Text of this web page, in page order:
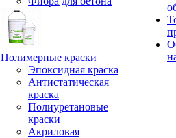
Полимерные краски
Эпоксидная краска
Антистатическая
краска
Полиуретановые
краски
Акриловая